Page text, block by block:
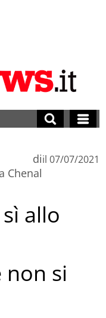
di
Chenal
il 07/07/2021
allo
non si